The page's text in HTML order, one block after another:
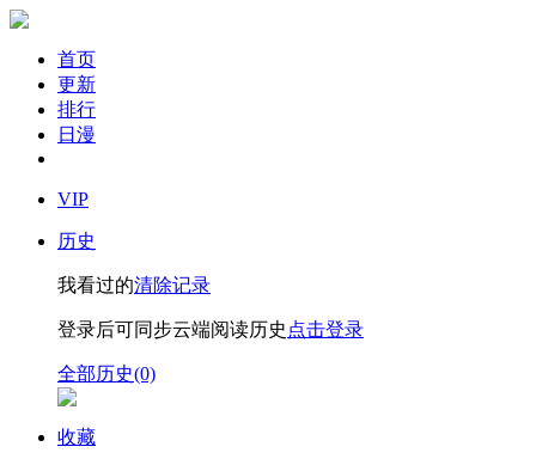
首页
更新
排行
日漫
VIP
历史
我看过的清除记录
登录后可同步云端阅读历史 点击登录
全部历史(0)
收藏